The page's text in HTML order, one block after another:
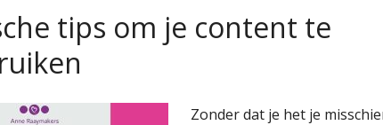
tips om je content te
Zonder dat je het je